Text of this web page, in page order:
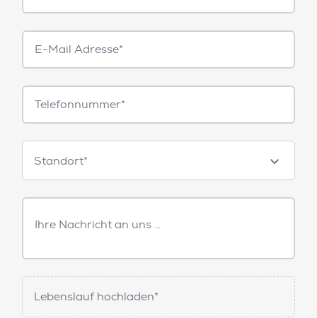
E-
Mail*
Telefonnummer
Standorte
Standort*
Freitext
Nachricht
Lebenslauf hochladen*